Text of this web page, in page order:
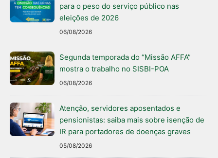
para o peso do serviço público nas
eleições de 2026
06/08/2026
Segunda temporada do “Missão AFFA”
mostra o trabalho no SISBI-POA
06/08/2026
Atenção, servidores aposentados e
pensionistas: saiba mais sobre isenção de
IR para portadores de doenças graves
05/08/2026